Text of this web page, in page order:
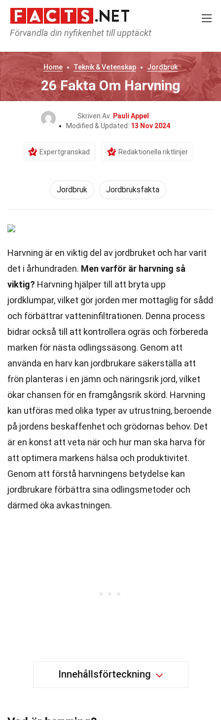
Förvandla din nyfikenhet till upptäckt
Home Teknik & Vetenskap Jordbruk
26 Fakta Om Harvning
Skriven Av: Pauli Appel
Modified & Updated: 13 Nov 2024
Expertgranskad Redaktionella riktlinjer
Jordbruk Jordbruksfakta
Harvning är en viktig del av jordbruket och har varit
det i århundraden. Men varför är harvning så
viktig? Harvning hjälper till att bryta upp
jordklumpar, vilket gör jorden mer mottaglig för sådd
och förbättrar vatteninfiltrationen. Denna process
bidrar också till att kontrollera ogräs och förbereda
marken för nästa odlingssäsong. Genom att
använda en harv kan jordbrukare säkerställa att
frön planteras i en jämn och näringsrik jord, vilket
ökar chansen för en framgångsrik skörd. Harvning
kan utföras med olika typer av utrustning, beroende
på jordens beskaffenhet och grödornas behov. Det
är en konst att veta när och hur man ska harva för
att optimera markens hälsa och produktivitet.
Genom att förstå harvningens betydelse kan
jordbrukare förbättra sina odlingsmetoder och
därmed öka avkastningen.
Innehållsförteckning